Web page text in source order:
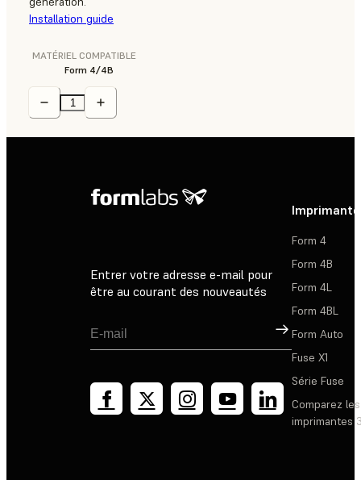
Installation guide
MATÉRIEL COMPATIBLE
Form 4/4B
Entrer votre adresse e-mail pour
être au courant des nouveautés
Inscription
Form 4
Form 4B
Form 4L
Form 4BL
Form Auto
Fuse X1
Série Fuse
Comparez les
imprimantes